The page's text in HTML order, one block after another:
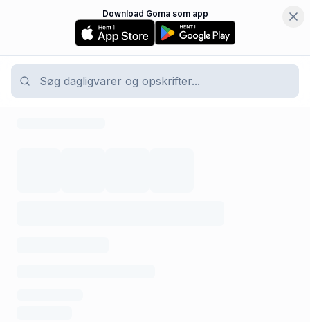
Download Goma som app